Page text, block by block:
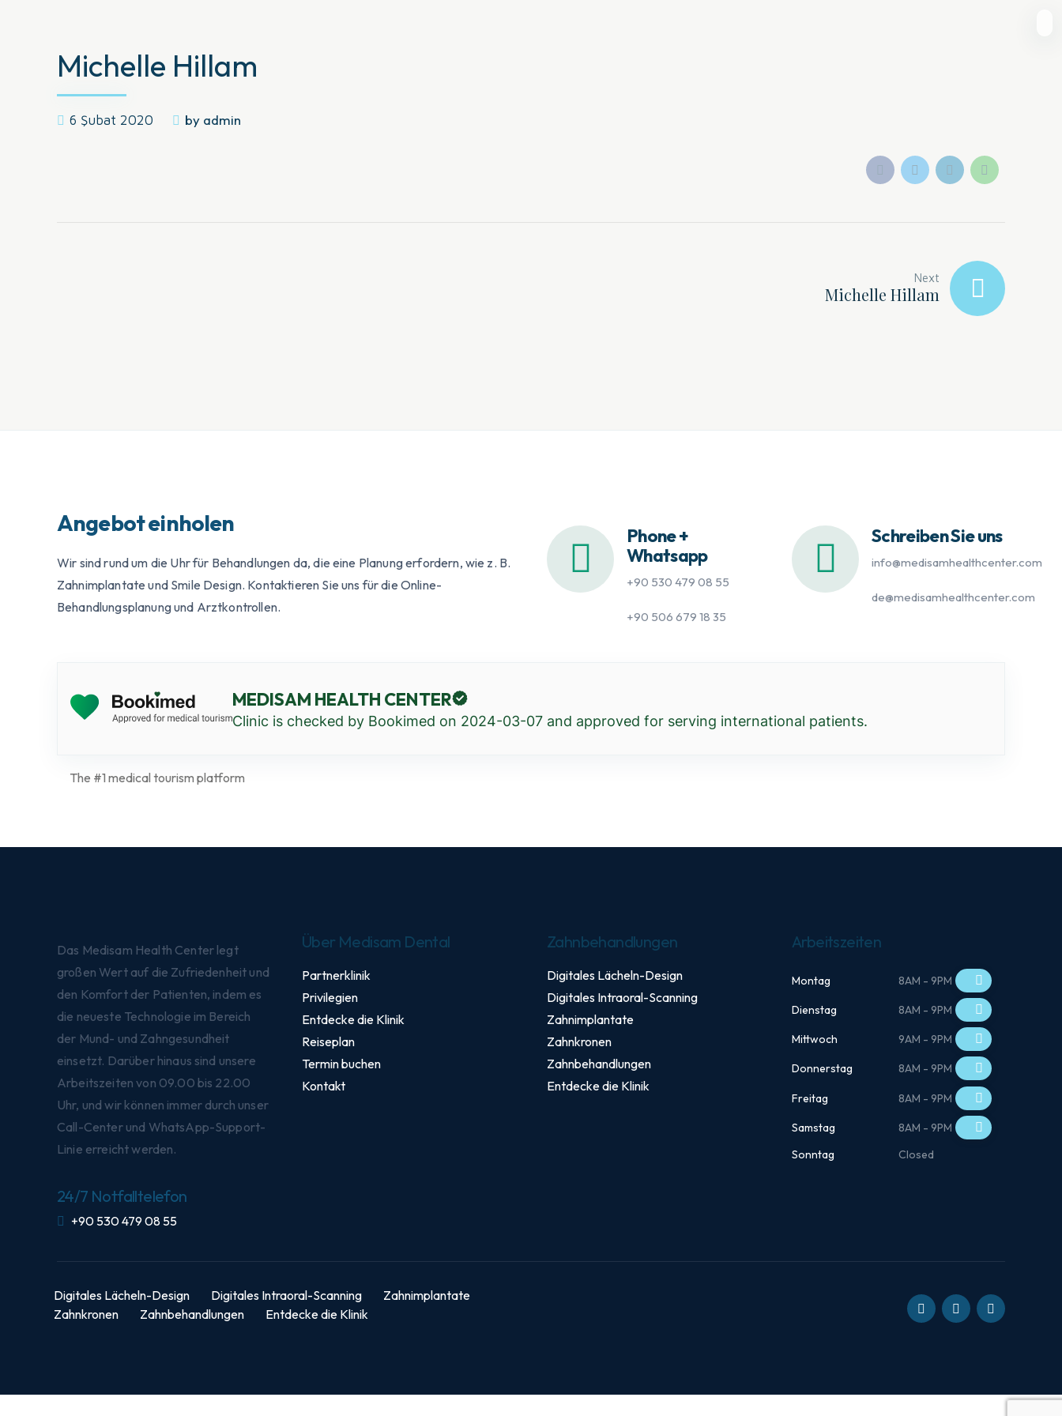
Michelle Hillam
6 Şubat 2020 by admin
Next
Michelle Hillam
Angebot einholen
Wir sind rund um die Uhr für Behandlungen da, die eine Planung erfordern, wie z. B.
Zahnimplantate und Smile Design. Kontaktieren Sie uns für die Online-
Behandlungsplanung und Arztkontrollen.
Phone +
Whatsapp
+90 530 479 08 55
+90 506 679 18 35
Schreiben Sie uns
info@medisamhealthcenter.com
de@medisamhealthcenter.com
MEDISAM HEALTH CENTER
Clinic is checked by Bookimed on 2024-03-07 and approved for serving international patients.
The #1 medical tourism platform
Das Medisam Health Center legt
großen Wert auf die Zufriedenheit und
den Komfort der Patienten, indem es
die neueste Technologie im Bereich
der Mund- und Zahngesundheit
einsetzt. Darüber hinaus sind unsere
Arbeitszeiten von 09.00 bis 22.00
Uhr, und wir können immer durch unser
Call-Center und WhatsApp-Support-
Linie erreicht werden.
24/7 Notfalltelefon
+90 530 479 08 55
Über Medisam Dental
Partnerklinik
Privilegien
Entdecke die Klinik
Reiseplan
Termin buchen
Kontakt
Zahnbehandlungen
Digitales Lächeln-Design
Digitales Intraoral-Scanning
Zahnimplantate
Zahnkronen
Zahnbehandlungen
Entdecke die Klinik
Arbeitszeiten
Montag 8AM - 9PM
Dienstag 8AM - 9PM
Mittwoch 9AM - 9PM
Donnerstag 8AM - 9PM
Freitag 8AM - 9PM
Samstag
8AM - 9PM
Sonntag
Closed
Digitales Lächeln-Design Digitales Intraoral-Scanning
Zahnimplantate
Zahnkronen
Zahnbehandlungen Entdecke die Klinik